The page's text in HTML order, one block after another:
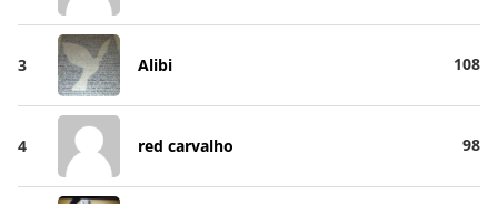
3 Alibi 108
4 red carvalho 98